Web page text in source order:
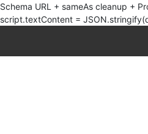
Schema URL + sameAs cleanup +
script.textContent =